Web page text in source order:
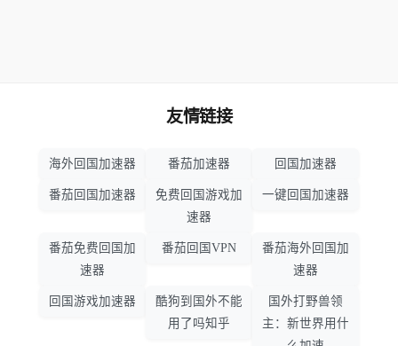
友情链接
海外回国加速器 番茄加速器 回国加速器
番茄回国加速器
免费回国游戏加
速器
一键回国加速器
番茄免费回国加
速器
番茄回国VPN
番茄海外回国加
速器
回国游戏加速器
酷狗到国外不能
用了吗知乎
国外打野兽领
主：新世界用什